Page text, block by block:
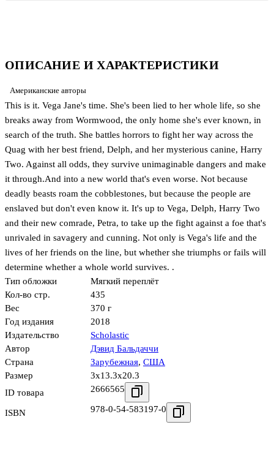
ОПИСАНИЕ И ХАРАКТЕРИСТИКИ
Американские авторы
This is it. Vega Jane's time. She's been lied to her whole life, so she
breaks away from Wormwood, the only home she's ever known, in
search of the truth. She battles horrors to fight her way across the
Quag with her best friend, Delph, and her mysterious canine, Harry
Two. Against all odds, they survive unimaginable dangers and make
it through.And into a new world that's even worse. Not because
deadly beasts roam the cobblestones, but because the people are
enslaved but don't even know it. It's up to Vega, Delph, Harry Two
and their new comrade, Petra, to take up the fight against a foe that's
unrivaled in savagery and cunning. Not only is Vega's life and the
lives of her friends on the line, but whether she triumphs or fails will
determine whether a whole world survives. .
Тип обложки
Мягкий переплёт
Кол-во стр.
435
Вес
370 г
Год издания
2018
Издательство
Scholastic
Автор
Дэвид Бальдаччи
Страна
Зарубежная, США
Размер
3x13.3x20.3
ID товара
2666565
ISBN 978-0-54-583197-0